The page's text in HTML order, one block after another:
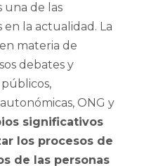
una de las
la actualidad. La
materia de
debates y
ONG y
significativos
los procesos de
de las personas